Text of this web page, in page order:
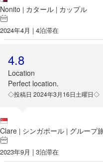
Nonito | カタール | カップル
2024年4月 | 4泊滞在
4.8
Location
Perfect location.
◇投稿日 2024年3月16日土曜日◇
Clare | シンガポール | グループ
2023年9月 | 3泊滞在